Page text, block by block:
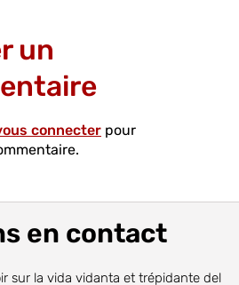
un
connecter pour
en contact
sur la vida vidanta et trépidante del